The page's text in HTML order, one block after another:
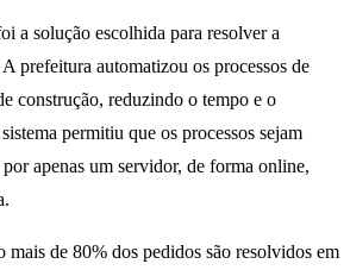
a solução escolhida para resolver a
prefeitura automatizou os processos de
construção, reduzindo o tempo e o
permitiu que os processos sejam
apenas um servidor, de forma online,
mais de 80% dos pedidos são resolvidos em